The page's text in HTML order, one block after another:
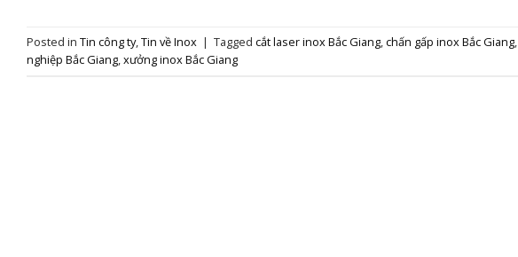
Posted in Tin công ty,Tin về Inox | Tagged cắt laser inox Bắc Giang,chấn gấp inox Bắc Giang,
nghiệp Bắc Giang,xưởng inox Bắc Giang